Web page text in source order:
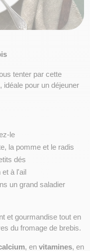
tenter par cette
, idéale pour un déjeuner
le
la pomme et le radis
dés
à l'ail
un grand saladier
et gourmandise tout en
du fromage de brebis.
, en vitamines